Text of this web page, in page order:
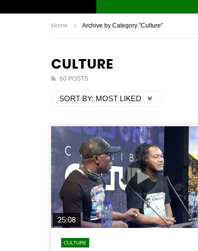
Home Archive by Category "Culture"
CULTURE
60 POSTS
SORT BY: MOST LIKED
25:08
CULTURE